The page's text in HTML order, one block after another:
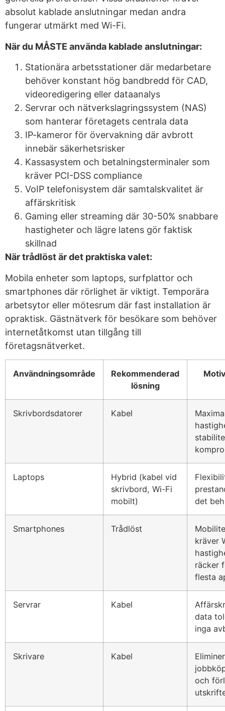
absolut kablade anslutningar medan andra
fungerar utmärkt med Wi-Fi.
När du MÅSTE använda kablade anslutningar:
Stationära arbetsstationer där medarbetare
behöver konstant hög bandbredd för CAD,
videoredigering eller dataanalys
Servrar och nätverkslagringssystem (NAS)
som hanterar företagets centrala data
IP-kameror för övervakning där avbrott
innebär säkerhetsrisker
Kassasystem och betalningsterminaler som
kräver PCI-DSS compliance
VoIP telefonisystem där samtalskvalitet är
affärskritisk
Gaming eller streaming där 30-50% snabbare
hastigheter och lägre latens gör faktisk
skillnad
När trådlöst är det praktiska valet:
Mobila enheter som laptops, surfplattor och
smartphones där rörlighet är viktigt. Temporära
arbetsytor eller mötesrum där fast installation är
opraktisk. Gästnätverk för besökare som behöver
internetåtkomst utan tillgång till
företagsnätverket.
Användningsområde
Rekommenderad
lösning
Skrivbordsdatorer Kabel
Laptops
Hybrid (kabel vid
skrivbord, Wi-Fi
mobilt)
det
Smartphones Trådlöst
kräver
räcker
flesta
Servrar Kabel
data
inga
Skrivare Kabel
och